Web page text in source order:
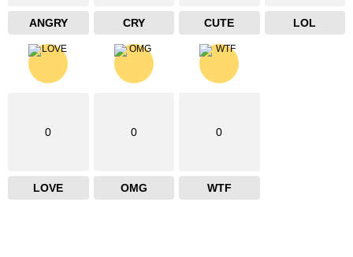
ANGRY CRY CUTE LOL
0
LOVE
0
OMG
0
WTF